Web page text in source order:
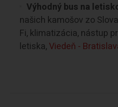
Výhodný bus na
našich kamošov zo
Fi, klimatizácia, nástup
letiska,Viedeň -